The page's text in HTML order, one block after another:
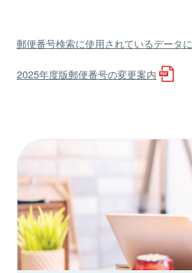
郵便番号検索に使用されているデータ
2025年度版郵便番号の変更案内